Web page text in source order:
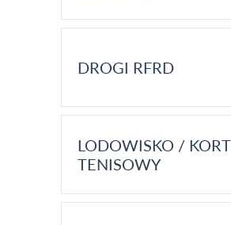
DROGI RFRD
LODOWISKO / KORT
TENISOWY